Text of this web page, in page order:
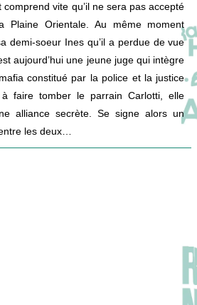
vite qu’il ne sera pas accepté
Orientale. Au même moment
demi-soeur Ines qu’il a perdue de vue
aujourd’hui une jeune juge qui intègre
constitué par la police et la justice
à faire tomber le parrain Carlotti, elle
alliance secrète. Se signe alors un
les deux…